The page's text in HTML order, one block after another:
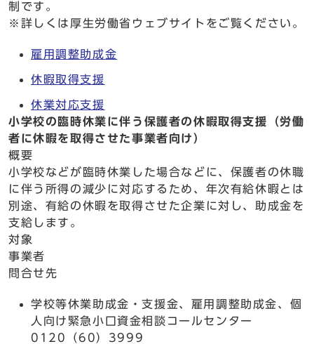
制です。
※詳しくは厚生労働省ウェブサイトをご覧ください。
雇用調整助成金
休暇取得支援
休業対応支援
小学校の臨時休業に伴う保護者の休暇取得支援（労働
者に休暇を取得させた事業者向け）
概要
小学校などが臨時休業した場合などに、保護者の休職
に伴う所得の減少に対応するため、年次有給休暇とは
別途、有給の休暇を取得させた企業に対し、助成金を
支給します。
対象
事業者
問合せ先
学校等休業助成金・支援金、雇用調整助成金、個
人向け緊急小口資金相談コールセンター
0120（60）3999